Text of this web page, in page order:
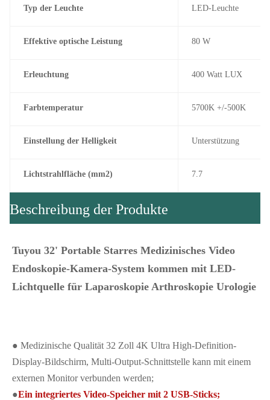
Typ der Leuchte LED-Leuchte
Effektive optische Leistung 80 W
Erleuchtung 400 Watt LUX
Farbtemperatur 5700K +/-500K
Einstellung der Helligkeit Unterstützung
Lichtstrahlfläche (mm2) 7.7
Beschreibung der Produkte
Tuyou 32' Portable Starres Medizinisches Video
Endoskopie-Kamera-System kommen mit LED-
Lichtquelle für Laparoskopie Arthroskopie Urologie
● Medizinische Qualität 32 Zoll 4K Ultra High-Definition-
Display-Bildschirm, Multi-Output-Schnittstelle kann mit einem
externen Monitor verbunden werden;
●Ein integriertes Video-Speicher mit 2 USB-Sticks;